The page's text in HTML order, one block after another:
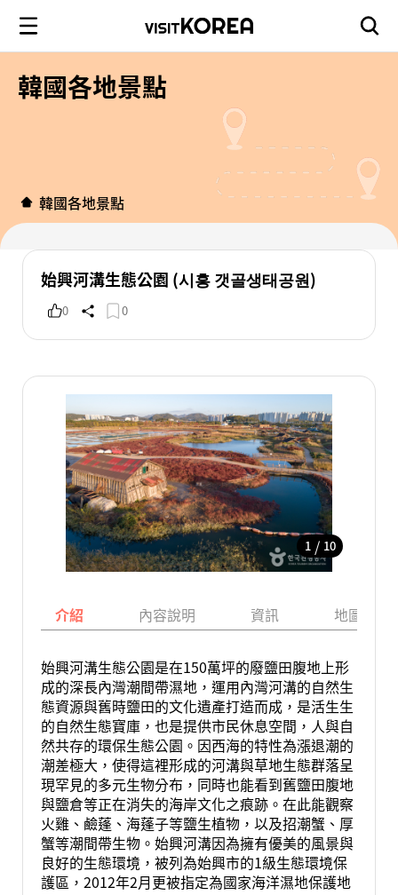
韓國各地景點
韓國各地景點
始興河溝生態公園 (시흥 갯골생태공원)
0 0
1 / 10
介紹 內容說明 資訊 地圖
始興河溝生態公園是在150萬坪的廢鹽田腹地上形
成的深長內灣潮間帶濕地，運用內灣河溝的自然生
態資源與舊時鹽田的文化遺產打造而成，是活生生
的自然生態寶庫，也是提供市民休息空間，人與自
然共存的環保生態公園。因西海的特性為漲退潮的
潮差極大，使得這裡形成的河溝與草地生態群落呈
現罕見的多元生物分布，同時也能看到舊鹽田腹地
與鹽倉等正在消失的海岸文化之痕跡。在此能觀察
火雞、鹼蓬、海蓬子等鹽生植物，以及招潮蟹、厚
蟹等潮間帶生物。始興河溝因為擁有優美的風景與
良好的生態環境，被列為始興市的1級生態環境保
護區，2012年2月更被指定為國家海洋濕地保護地